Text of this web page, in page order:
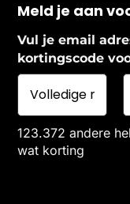
Meld je aan
Vul je email
kortingscode
123.372 andere
wat korting